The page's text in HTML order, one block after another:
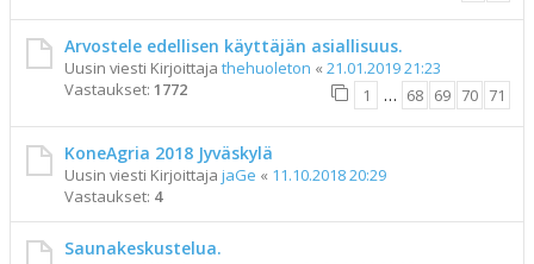
Arvostele edellisen käyttäjän asiallisuus.
Uusin viesti Kirjoittaja thehuoleton « 21.01.2019 21:23
Vastaukset: 1772 1 … 68 69 70 71
KoneAgria 2018 Jyväskylä
Uusin viesti Kirjoittaja jaGe « 11.10.2018 20:29
Vastaukset: 4
Saunakeskustelua.